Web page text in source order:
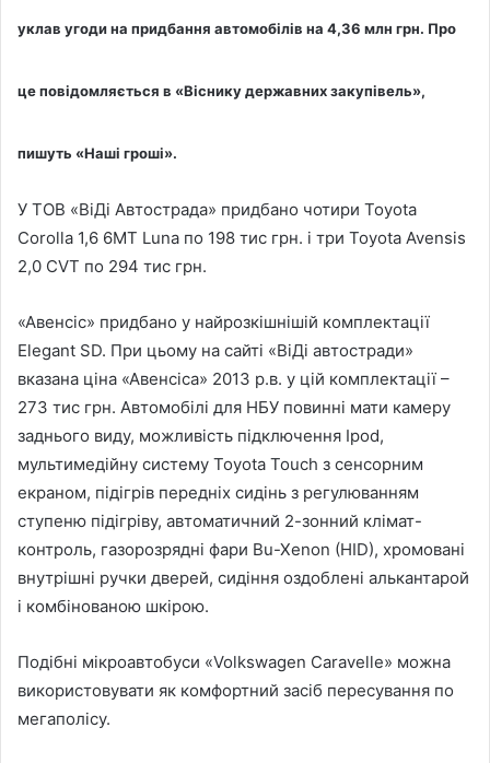
уклав угоди на придбання автомобілів на 4,36 млн грн. Про
це повідомляється в «Віснику державних закупівель»,
пишуть «Наші гроші».
У ТОВ «ВіДі Автострада» придбано чотири Toyota
Corolla 1,6 6MT Luna по 198 тис грн. і три Toyota Avensis
2,0 CVT по 294 тис грн.
«Авенсіс» придбано у найрозкішнішій комплектації
Elegant SD. При цьому на сайті «ВіДі автостради»
вказана ціна «Авенсіса» 2013 р.в. у цій комплектації –
273 тис грн. Автомобілі для НБУ повинні мати камеру
заднього виду, можливість підключення Ipod,
мультимедійну систему Toyota Touch з сенсорним
екраном, підігрів передніх сидінь з регулюванням
ступеню підігріву, автоматичний 2-зонний клімат-
контроль, газорозрядні фари Bu-Xenon (HID), хромовані
внутрішні ручки дверей, сидіння оздоблені алькантарой
і комбінованою шкірою.
Подібні мікроавтобуси «Volkswagen Caravelle» можна
використовувати як комфортний засіб пересування по
мегаполісу.